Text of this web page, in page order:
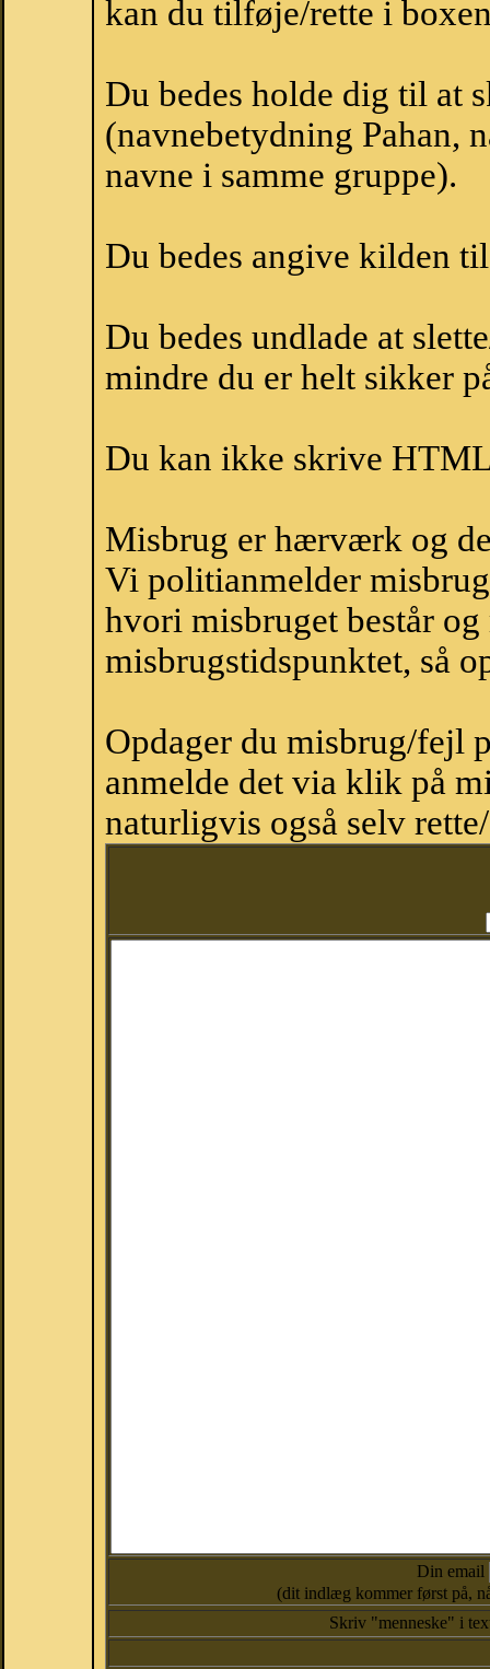
kan du tilføje/rette i
Du bedes holde dig til at
(navnebetydning Pahan,
navne i samme gruppe).
Du bedes angive kilden
Du bedes undlade at
mindre du er helt sikker
Du kan ikke skrive
Misbrug er hærværk og
Vi politianmelder
hvori misbruget består
misbrugstidspunktet, så
Opdager du misbrug/fejl
anmelde det via klik på
naturligvis også selv
Din email
(dit indlæg kommer først på,
Skriv "menneske" i